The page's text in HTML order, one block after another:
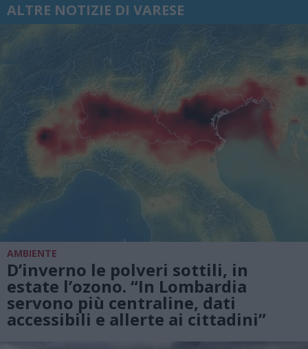
ALTRE NOTIZIE DI VARESE
AMBIENTE
D’inverno le polveri sottili, in
estate l’ozono. “In Lombardia
servono più centraline, dati
accessibili e allerte ai cittadini”